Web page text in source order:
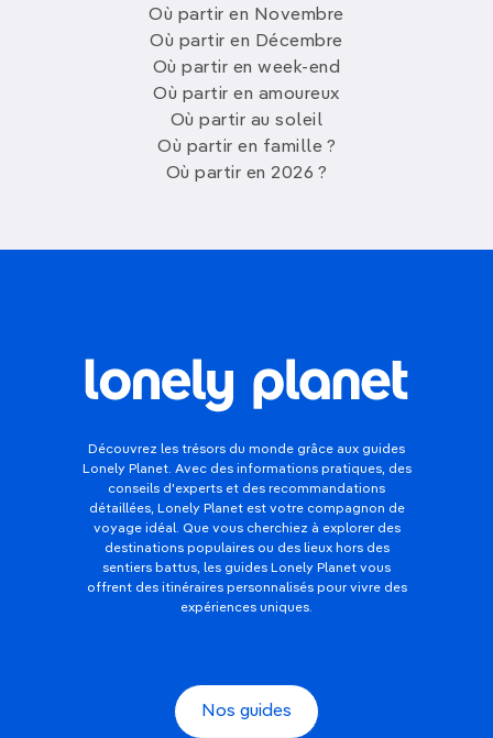
Où partir en Novembre
Où partir en Décembre
Où partir en week-end
Où partir en amoureux
Où partir au soleil
Où partir en famille ?
Où partir en 2026 ?
Découvrez les trésors du monde grâce aux guides
Lonely Planet. Avec des informations pratiques, des
conseils d'experts et des recommandations
détaillées, Lonely Planet est votre compagnon de
voyage idéal. Que vous cherchiez à explorer des
destinations populaires ou des lieux hors des
sentiers battus, les guides Lonely Planet vous
offrent des itinéraires personnalisés pour vivre des
expériences uniques.
Nos guides